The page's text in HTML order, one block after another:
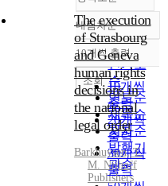
정확도
순
인기도
순
연도순
제목순
저자순
발행기
관순
내림차순
내림차순
10개씩 출력
10개씩
출력
20개씩
출력
30개씩
출력
조회
The execution
of Strasbourg
and Geneva
human rights
decisions in
the national
legal order
Barkhuysen, T.
M. Nijhoff
Publishers